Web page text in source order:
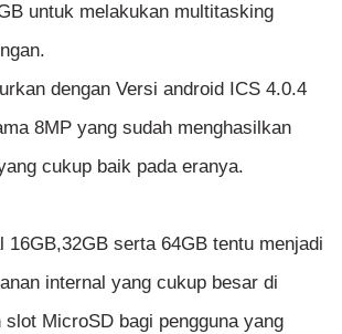
untuk melakukan multitasking
dengan Versi android ICS 4.0.4
8MP yang sudah menghasilkan
cukup baik pada eranya.
16GB,32GB serta 64GB tentu menjadi
internal yang cukup besar di
slot MicroSD bagi pengguna yang